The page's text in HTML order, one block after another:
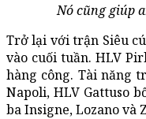
Nó cũng giúp
Trở lại với trận Siêu
vào cuối tuần. HLV
hàng công. Tài năng
Napoli, HLV Gattuso
ba Insigne, Lozano và